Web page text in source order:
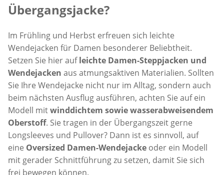
Übergangsjacke?
Im Frühling und Herbst erfreuen sich leichte
Wendejacken für Damen besonderer Beliebtheit.
Setzen Sie hier aufleichte Damen-Steppjacken und
Wendejacken aus atmungsaktiven Materialien. Sollten
Sie Ihre Wendejacke nicht nur im Alltag, sondern auch
beim nächsten Ausflug ausführen, achten Sie auf ein
Modell mitwinddichtem sowie wasserabweisendem
Oberstoff. Sie tragen in der Übergangszeit gerne
Longsleeves und Pullover? Dann ist es sinnvoll, auf
eine Oversized Damen-Wendejacke oder ein Modell
mit gerader Schnittführung zu setzen, damit Sie sich
frei bewegen können.